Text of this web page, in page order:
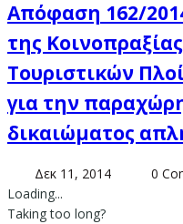
Απόφαση 162/
της
Τουριστικών
για την
δικαιώματος
Δεκ 11, 2014
0
Loading...
Taking too long?